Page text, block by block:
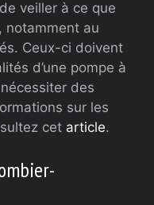
veiller à ce que
notamment au
Ceux-ci doivent
d’une pompe à
des
sur les
cet article.